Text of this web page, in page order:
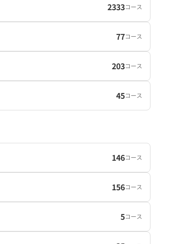
2333コース
77コース
203コース
45コース
146コース
156コース
5コース